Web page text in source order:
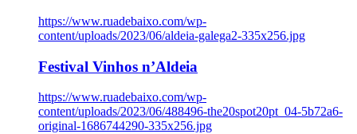
https://www.ruadebaixo.com/wp-
content/uploads/2023/06/aldeia-galega2-335x256.jpg
Festival Vinhos n’Aldeia
https://www.ruadebaixo.com/wp-
content/uploads/2023/06/488496-the20spot20pt_04-5b72a6-
original-1686744290-335x256.jpg